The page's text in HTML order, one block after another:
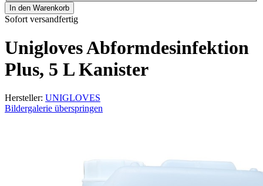
In den Warenkorb
Sofort versandfertig
Unigloves Abformdesinfektion
Plus, 5 L Kanister
Hersteller: UNIGLOVES
Bildergalerie überspringen